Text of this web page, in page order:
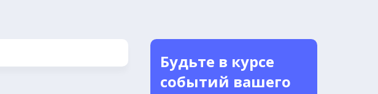
Будьте в курсе
событий вашего